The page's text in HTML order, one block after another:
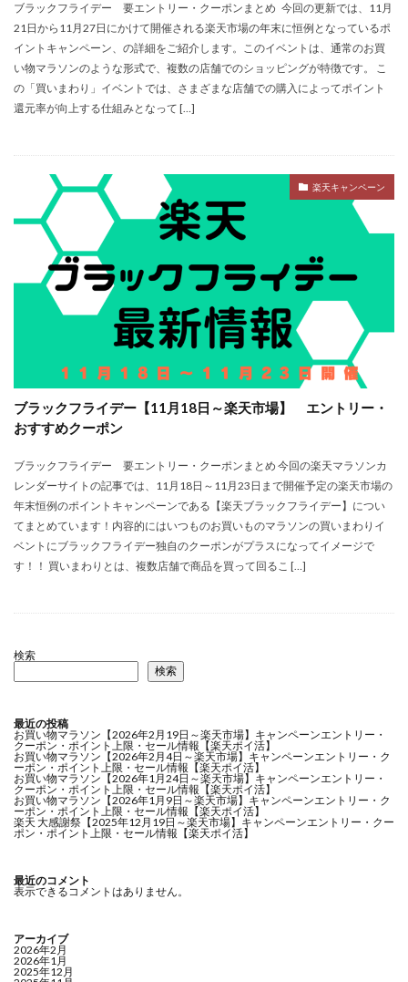
ブラックフライデー 要エントリー・クーポンまとめ 今回の更新では、11月
21日から11月27日にかけて開催される楽天市場の年末に恒例となっているポ
イントキャンペーン、​​の詳細をご紹介します。このイベントは、通常のお買
い物マラソンのような形式で、複数の店舗でのショッピングが特徴です。 こ
の「買いまわり」イベントでは、さまざまな店舗での購入によってポイント
還元率が向上する仕組みとなって […]
楽天キャンペーン
ブラックフライデー【11月18日～楽天市場】 エントリー・
おすすめクーポン
ブラックフライデー 要エントリー・クーポンまとめ 今回の楽天マラソンカ
レンダーサイトの記事では、11月18日～11月23日まで開催予定の楽天市場の
年末恒例のポイントキャンペーンである【楽天ブラックフライデー】につい
てまとめています！内容的にはいつものお買いものマラソンの買いまわりイ
ベントにブラックフライデー独自のクーポンがプラスになってイメージで
す！！ 買いまわりとは、複数店舗で商品を買って回るこ […]
検索
検索
最近の投稿
お買い物マラソン【2026年2月19日～楽天市場】キャンペーンエントリー・
クーポン・ポイント上限・セール情報【楽天ポイ活】
お買い物マラソン【2026年2月4日～楽天市場】キャンペーンエントリー・ク
ーポン・ポイント上限・セール情報【楽天ポイ活】
お買い物マラソン【2026年1月24日～楽天市場】キャンペーンエントリー・
クーポン・ポイント上限・セール情報【楽天ポイ活】
お買い物マラソン【2026年1月9日～楽天市場】キャンペーンエントリー・ク
ーポン・ポイント上限・セール情報【楽天ポイ活】
楽天 大感謝祭【2025年12月19日～楽天市場】キャンペーンエントリー・クー
ポン・ポイント上限・セール情報【楽天ポイ活】
最近のコメント
表示できるコメントはありません。
アーカイブ
2026年2月
2026年1月
2025年12月